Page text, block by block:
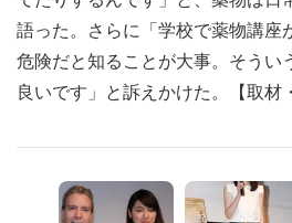
語った。さらに「学校で薬物講座
危険だと知ることが大事。そうい
良いです」と訴えかけた。【取材